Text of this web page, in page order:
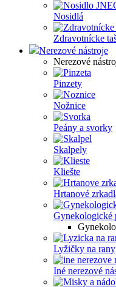
Nosidlá
Zdravotnícke
Nerezové nástroje
Nerezové
Pinzety
Nožnice
Peány a svorky
Skalpely
Kliešte
Hrtanové
Gynekologické
Lyžičky na rany
Iné nerezové